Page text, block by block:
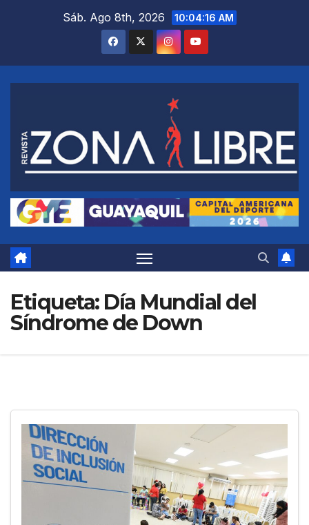
Sáb. Ago 8th, 2026 10:04:17 AM
Etiqueta: Día Mundial del
Síndrome de Down